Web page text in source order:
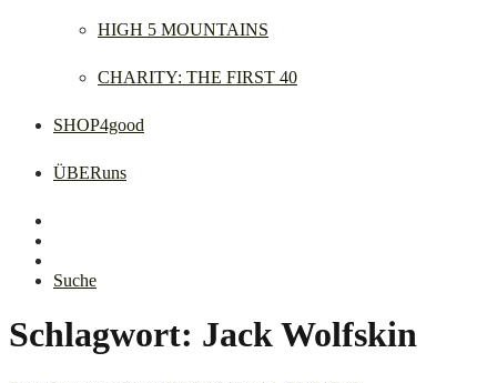
HIGH 5 MOUNTAINS
CHARITY: THE FIRST 40
SHOP4good
ÜBERuns
Suche
Schlagwort: Jack Wolfskin